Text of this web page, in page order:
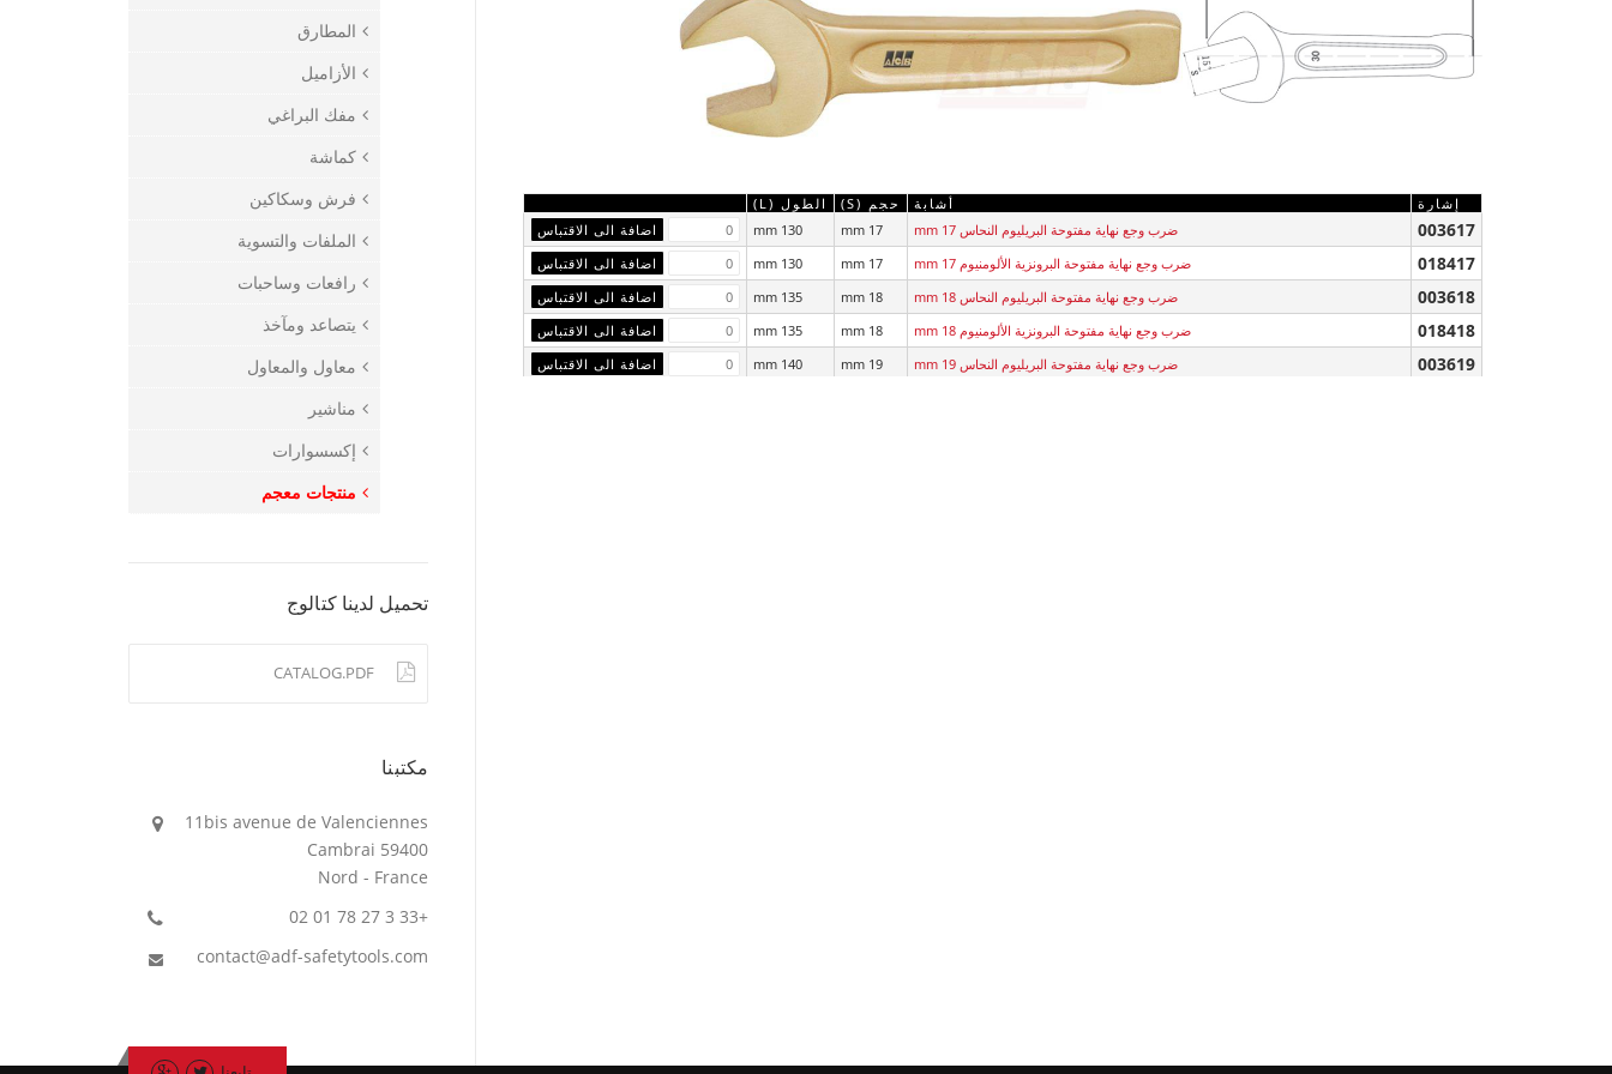
إشارة أشابة حجم (S) الطول (L)
003617 ضرب وجع نهاية مفتوحة البريليوم النحاس 17 mm 17 mm
130 mm
018417 ضرب وجع نهاية مفتوحة البرونزية الألومنيوم 17 mm 17 mm
130 mm
003618 ضرب وجع نهاية مفتوحة البريليوم النحاس 18 mm 18 mm
135 mm
018418 ضرب وجع نهاية مفتوحة البرونزية الألومنيوم 18 mm 18 mm
135 mm
003619 ضرب وجع نهاية مفتوحة البريليوم النحاس 19 mm 19 mm
140 mm
المطارق
الأزاميل
مفك البراغي
كماشة
فرش وسكاكين
الملفات والتسوية
رافعات وساحبات
يتصاعد ومآخذ
معاول والمعاول
مناشير
إكسسوارات
منتجات معجم
تحميل لدينا كتالوج
CATALOG.PDF
مكتبنا
11bis avenue de Valenciennes
59400 Cambrai
Nord - France
+33 3 27 78 01 02
contact@adf-safetytools.com